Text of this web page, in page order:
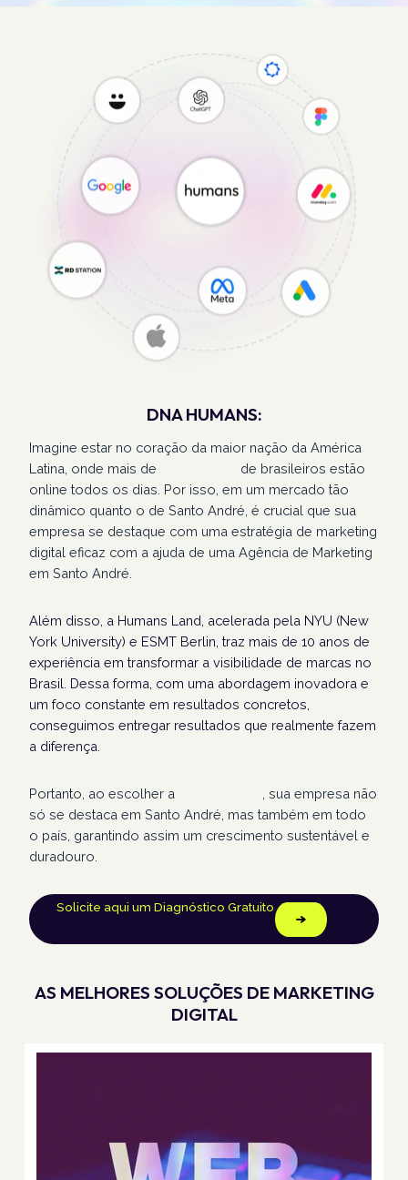
DNA HUMANS:
Imagine estar no coração da maior nação da América
Latina, onde mais de
de brasileiros estão
online todos os dias. Por isso, em um mercado tão
dinâmico quanto o de Santo André, é crucial que sua
empresa se destaque com uma estratégia de marketing
digital eficaz com a ajuda de uma Agência de Marketing
em Santo André.
Além disso, a Humans Land, acelerada pela NYU (New
York University) e ESMT Berlin, traz mais de 10 anos de
experiência em transformar a visibilidade de marcas no
Brasil. Dessa forma, com uma abordagem inovadora e
um foco constante em resultados concretos,
conseguimos entregar resultados que realmente fazem
a diferença.
Portanto, ao escolher a
, sua empresa não
só se destaca em Santo André, mas também em todo
o país, garantindo assim um crescimento sustentável e
duradouro.
Solicite aqui um Diagnóstico Gratuito
AS MELHORES SOLUÇÕES DE MARKETING
DIGITAL